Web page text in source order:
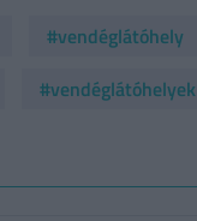
#vendéglátóhely
#vendéglátóhelyek